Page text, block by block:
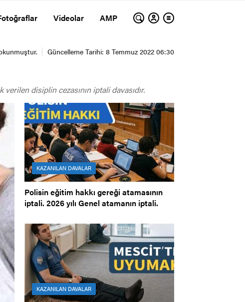
Videolar AMP
disiplin cezasının iptali davasıdır.
KAZANILAN DAVALAR
Polisin eğitim hakkı gereği atamasının
iptali. 2026 yılı Genel atamanın iptali.
KAZANILAN DAVALAR